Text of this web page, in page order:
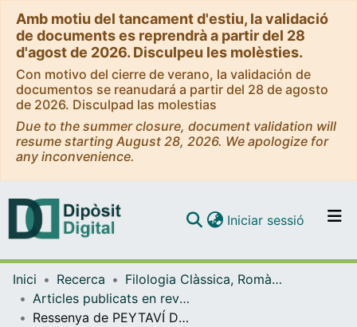
Amb motiu del tancament d'estiu, la validació
de documents es reprendrà a partir del 28
d'agost de 2026. Disculpeu les molèsties.
Con motivo del cierre de verano, la validación de
documentos se reanudará a partir del 28 de agosto
de 2026. Disculpad las molestias
Due to the summer closure, document validation will
resume starting August 28, 2026. We apologize for
any inconvenience.
Navega per tot el DD
Com publicar
Iniciar sessió (current)
Inici Recerca
Filologia Clàssica, Romànica i Semítica
Articles publicats en revistes (Filologia Clàssica, Romànica i Semítica)
Ressenya de PEYTAVÍ DEIXONA, Joan, 'Catalans i occcitans a la Catalunya moderna (Comtats del Rosselló i Cerdanya s. XVI-XVII). Barcelona, Omnium Cultural, 2005